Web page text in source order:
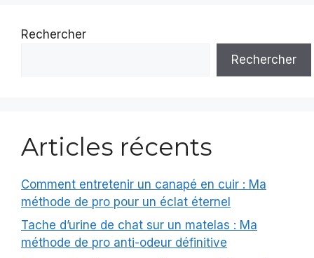
Rechercher
Rechercher
Articles récents
Comment entretenir un canapé en cuir : Ma
méthode de pro pour un éclat éternel
Tache d’urine de chat sur un matelas : Ma
méthode de pro anti-odeur définitive